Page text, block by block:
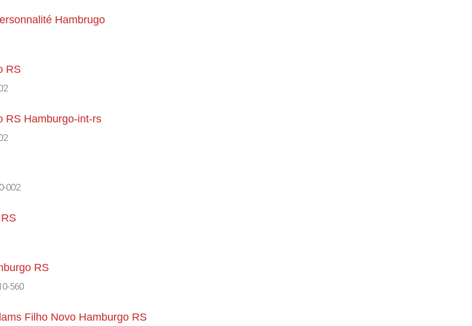
Hambrugo
RS
RS Hamburgo-int-rs
002
RS
560
Filho Novo Hamburgo RS